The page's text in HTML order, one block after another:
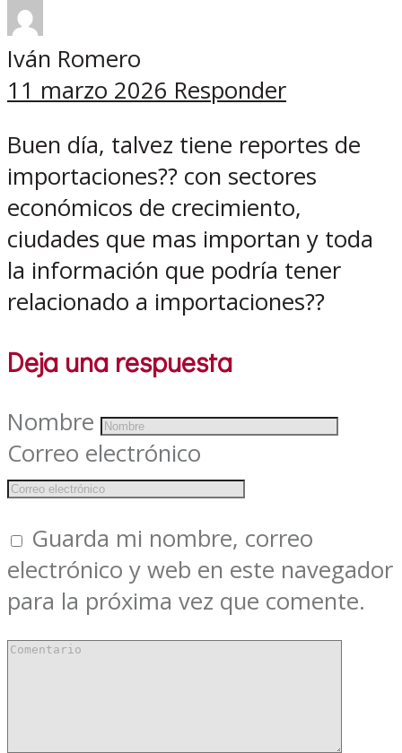
Iván Romero
11 marzo 2026 Responder
Buen día, talvez tiene reportes de
importaciones?? con sectores
económicos de crecimiento,
ciudades que mas importan y toda
la información que podría tener
relacionado a importaciones??
Deja una respuesta
Nombre
Correo electrónico
Guarda mi nombre, correo
electrónico y web en este navegador
para la próxima vez que comente.